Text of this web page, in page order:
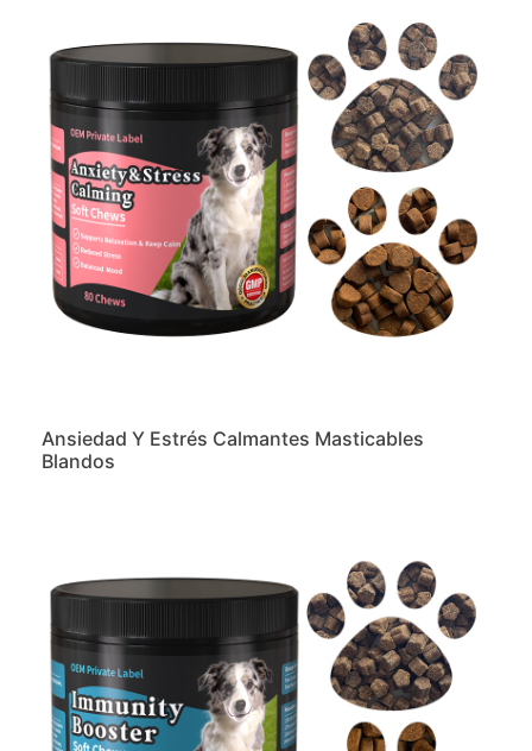
Ansiedad Y Estrés Calmantes Masticables
Blandos